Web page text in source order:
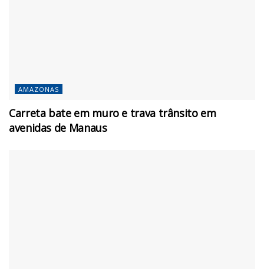
AMAZONAS
Carreta bate em muro e trava trânsito em
avenidas de Manaus